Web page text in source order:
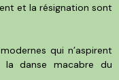
et la résignation sont
qui n’aspirent
la danse macabre du